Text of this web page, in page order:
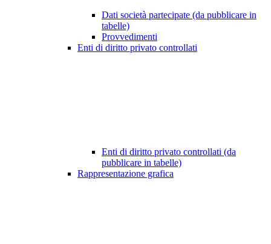
Dati società partecipate (da pubblicare in
tabelle)
Provvedimenti
Enti di diritto privato controllati
Enti di diritto privato controllati (da
pubblicare in tabelle)
Rappresentazione grafica